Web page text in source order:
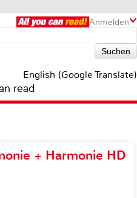
Anmelden
English (Google Translate)
read
+ Harmonie HD